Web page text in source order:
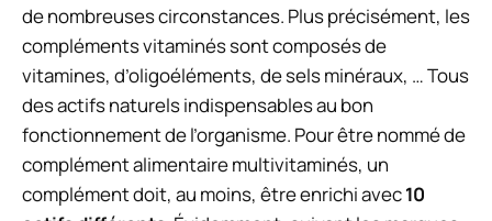
de nombreuses circonstances. Plus précisément, les
compléments vitaminés sont composés de
vitamines, d’oligoéléments, de sels minéraux, … Tous
des actifs naturels indispensables au bon
fonctionnement de l’organisme. Pour être nommé de
complément alimentaire multivitaminés, un
complément doit, au moins, être enrichi avec10